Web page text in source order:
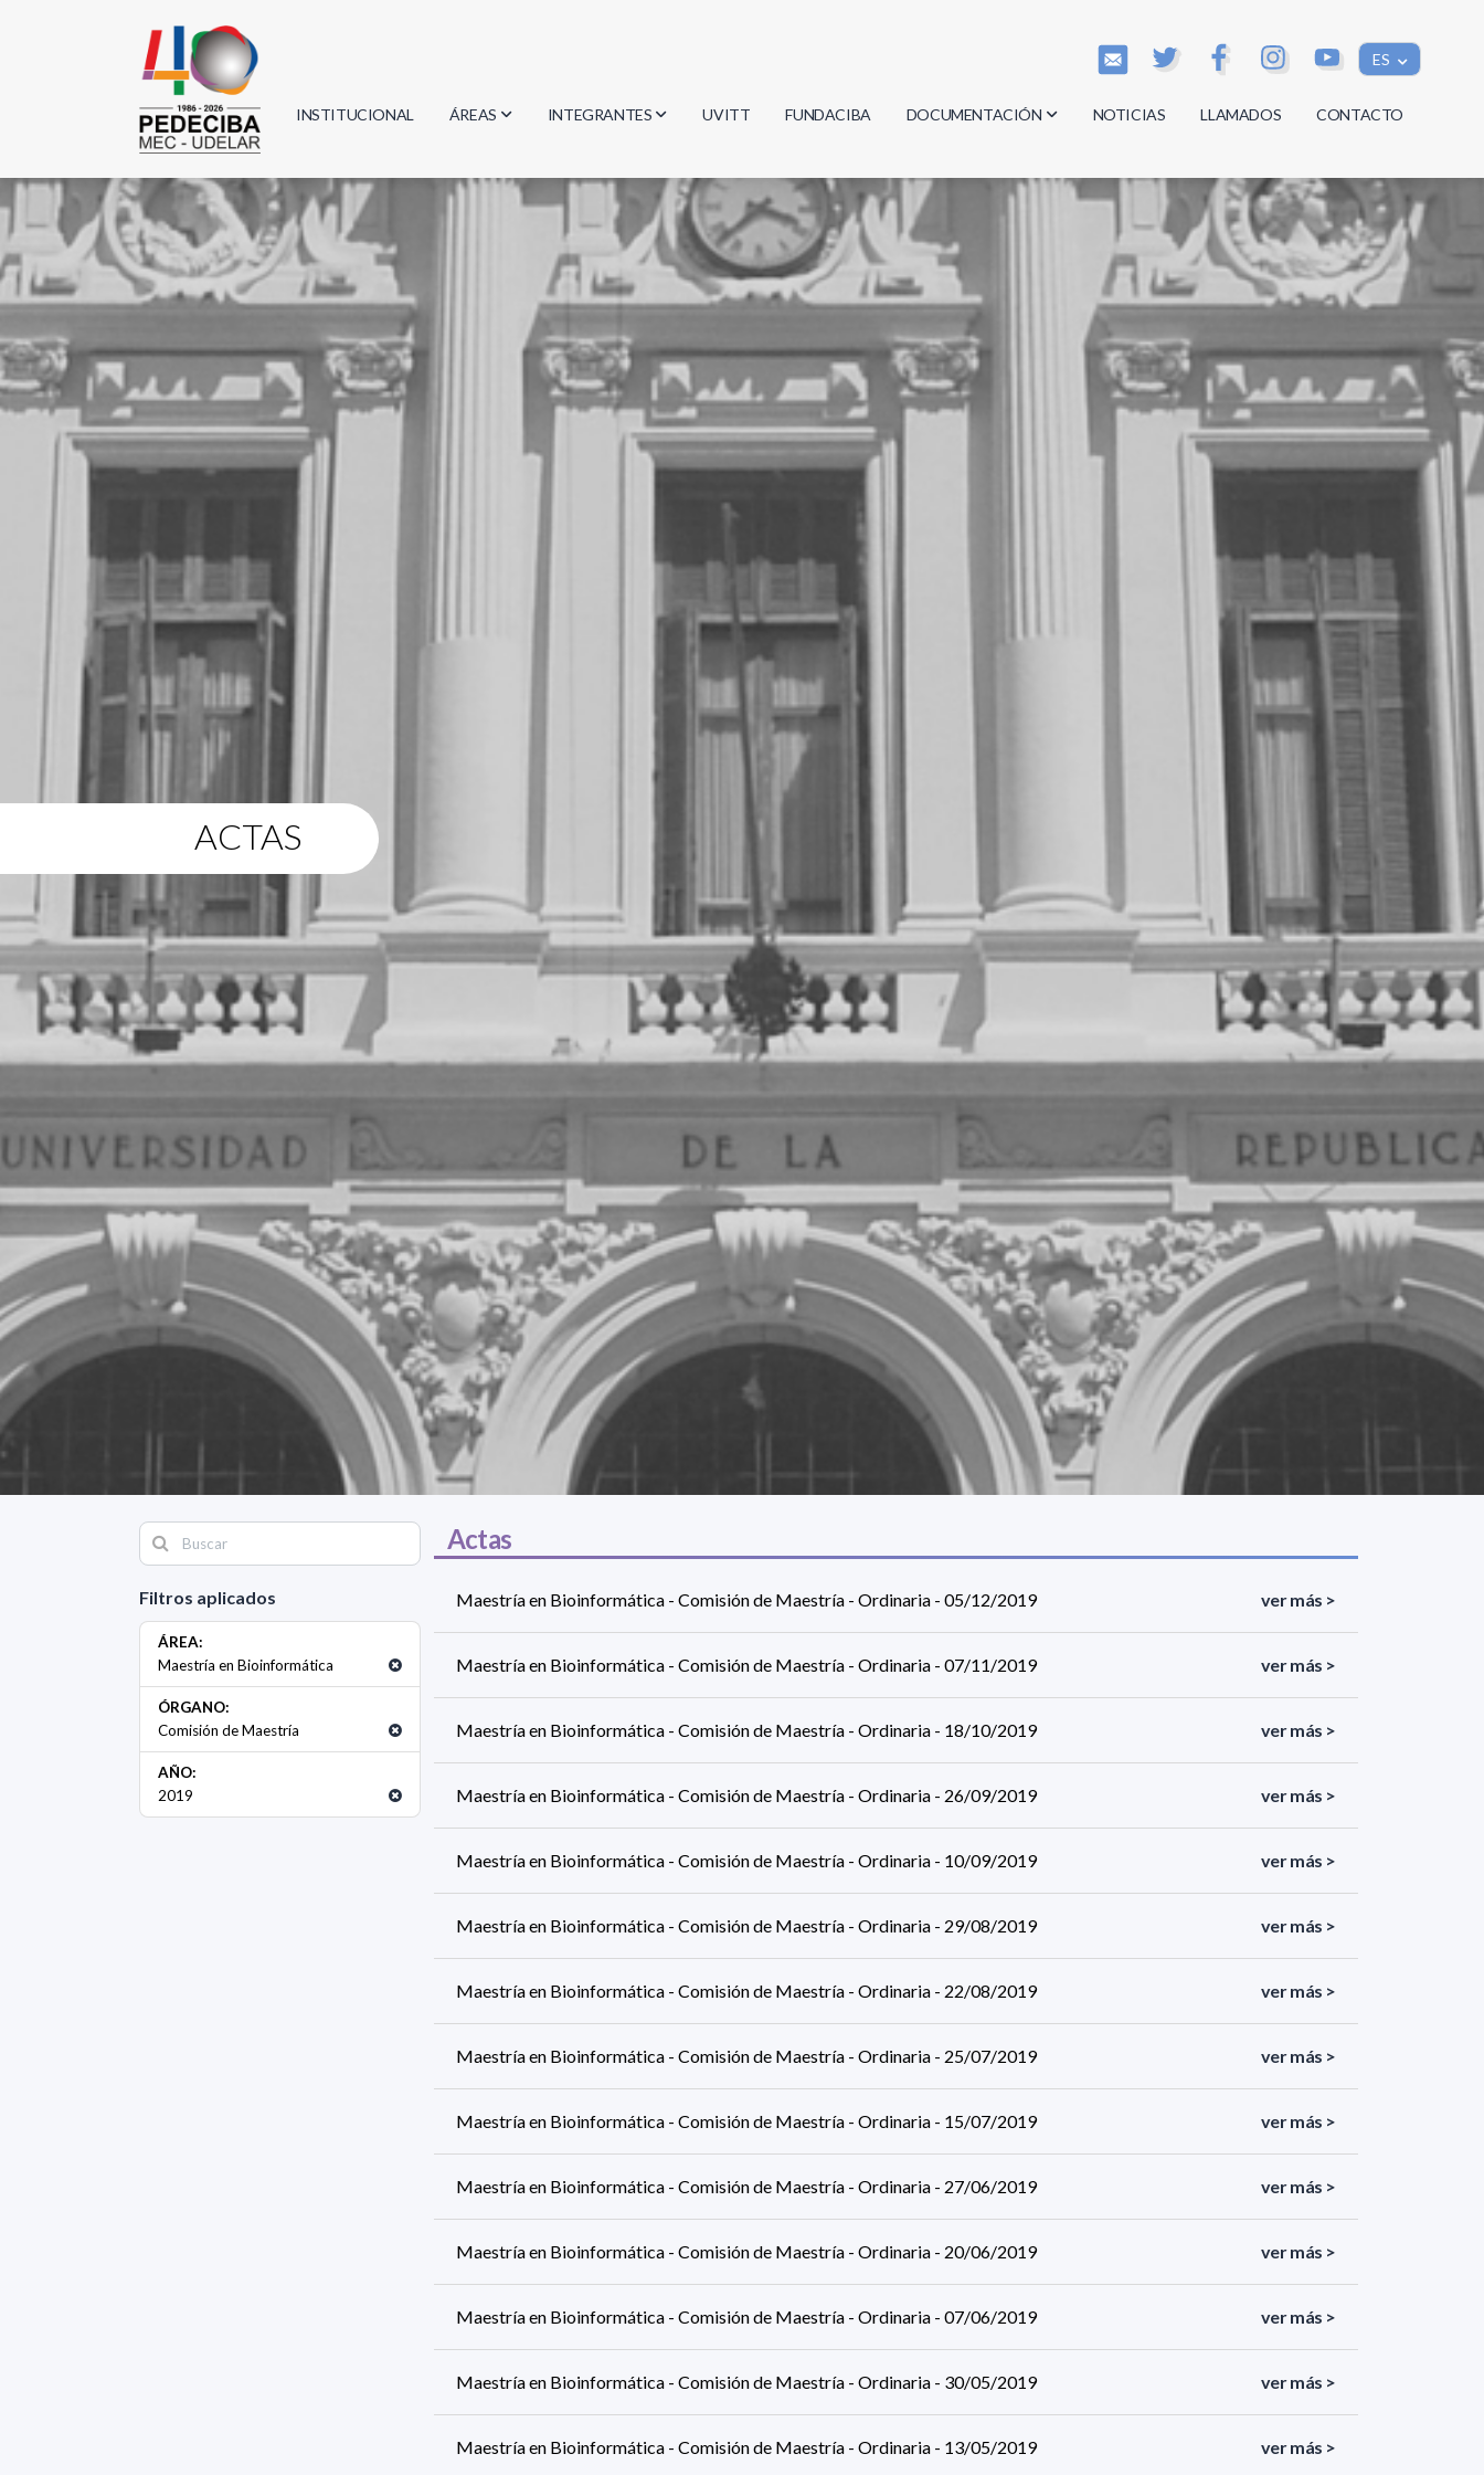
ES
INSTITUCIONAL ÁREAS
Biología
Matemática
INTEGRANTES
Investigadores
Estudiantes
Egresados
UVITT FUNDACIBA DOCUMENTACIÓN
Actas
Reglamentos
Documentos
NOTICIAS LLAMADOS CONTACTO
ACTAS
Filtros aplicados
ÁREA:
Maestría en Bioinformática
ÓRGANO:
Comisión de Maestría
AÑO:
2019
Actas
Maestría en Bioinformática - Comisión de Maestría - Ordinaria - 05/12/2019 ver más >
Maestría en Bioinformática - Comisión de Maestría - Ordinaria - 07/11/2019 ver más >
Maestría en Bioinformática - Comisión de Maestría - Ordinaria - 18/10/2019 ver más >
Maestría en Bioinformática - Comisión de Maestría - Ordinaria - 26/09/2019 ver más >
Maestría en Bioinformática - Comisión de Maestría - Ordinaria - 10/09/2019 ver más >
Maestría en Bioinformática - Comisión de Maestría - Ordinaria - 29/08/2019 ver más >
Maestría en Bioinformática - Comisión de Maestría - Ordinaria - 22/08/2019 ver más >
Maestría en Bioinformática - Comisión de Maestría - Ordinaria - 25/07/2019 ver más >
Maestría en Bioinformática - Comisión de Maestría - Ordinaria - 15/07/2019 ver más >
Maestría en Bioinformática - Comisión de Maestría - Ordinaria - 27/06/2019 ver más >
Maestría en Bioinformática - Comisión de Maestría - Ordinaria - 20/06/2019 ver más >
Maestría en Bioinformática - Comisión de Maestría - Ordinaria - 07/06/2019 ver más >
Maestría en Bioinformática - Comisión de Maestría - Ordinaria - 30/05/2019 ver más >
Maestría en Bioinformática - Comisión de Maestría - Ordinaria - 13/05/2019 ver más >